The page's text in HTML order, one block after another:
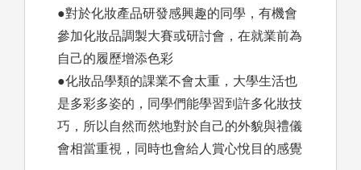
●對於化妝產品研發感興趣的同學，有機會
參加化妝品調製大賽或研討會，在就業前為
自己的履歷增添色彩
●化妝品學類的課業不會太重，大學生活也
是多彩多姿的，同學們能學習到許多化妝技
巧，所以自然而然地對於自己的外貌與禮儀
會相當重視，同時也會給人賞心悅目的感覺